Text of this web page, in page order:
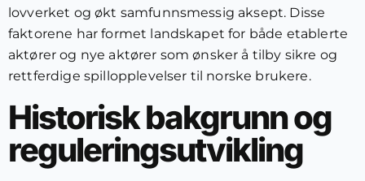
lovverket og økt samfunnsmessig aksept. Disse
faktorene har formet landskapet for både etablerte
aktører og nye aktører som ønsker å tilby sikre og
rettferdige spillopplevelser til norske brukere.
Historisk bakgrunn og
reguleringsutvikling